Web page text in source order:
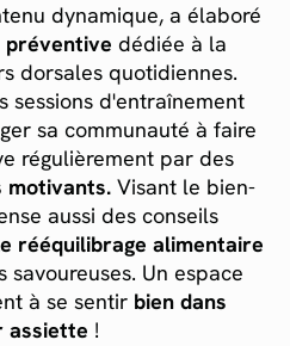
dynamique, a élaboré
dédiée à la
dorsales quotidiennes.
sessions d'entraînement
sa communauté à faire
régulièrement par des
motivants. Visant le bien-
aussi des conseils
rééquilibrage alimentaire
Un espace
à se sentir bien dans
assiette !